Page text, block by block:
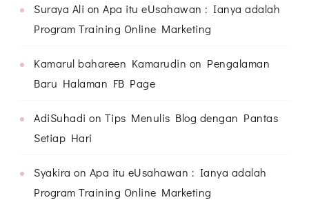
Suraya Ali on Apa itu eUsahawan : Ianya adalah
Program Training Online Marketing
Kamarul bahareen Kamarudin on Pengalaman
Baru Halaman FB Page
AdiSuhadi on Tips Menulis Blog dengan Pantas
Setiap Hari
Syakira on Apa itu eUsahawan : Ianya adalah
Program Training Online Marketing